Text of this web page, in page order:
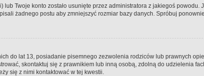
Twoje konto zostało usunięte przez administratora z jakiegoś powodu.
żadnego postu aby zmniejszyć rozmiar bazy danych. Spróbuj
do lat 13, posiadanie pisemnego zezwolenia rodziców lub prawnych
skontaktuj się z prawnikiem lub inną osobą, zdolną do udzielenia
się z nimi kontaktować w tej kwestii.